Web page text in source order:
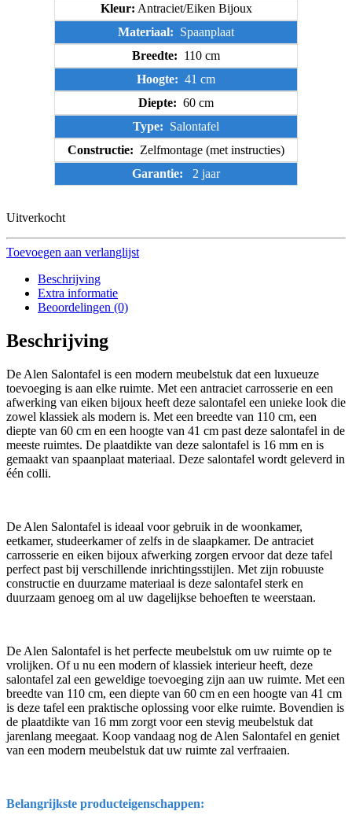
Kleur: Antraciet/Eiken Bijoux
Materiaal: Spaanplaat
Breedte: 110 cm
Hoogte: 41 cm
Diepte: 60 cm
Type: Salontafel
Constructie: Zelfmontage (met instructies)
Garantie: 2 jaar
Uitverkocht
Toevoegen aan verlanglijst
Beschrijving
Extra informatie
Beoordelingen (0)
Beschrijving
De Alen Salontafel is een modern meubelstuk dat een luxueuze
toevoeging is aan elke ruimte. Met een antraciet carrosserie en een
afwerking van eiken bijoux heeft deze salontafel een unieke look die
zowel klassiek als modern is. Met een breedte van 110 cm, een
diepte van 60 cm en een hoogte van 41 cm past deze salontafel in de
meeste ruimtes. De plaatdikte van deze salontafel is 16 mm en is
gemaakt van spaanplaat materiaal. Deze salontafel wordt geleverd in
één colli.
De Alen Salontafel is ideaal voor gebruik in de woonkamer,
eetkamer, studeerkamer of zelfs in de slaapkamer. De antraciet
carrosserie en eiken bijoux afwerking zorgen ervoor dat deze tafel
perfect past bij verschillende inrichtingsstijlen. Met zijn robuuste
constructie en duurzame materiaal is deze salontafel sterk en
duurzaam genoeg om al uw dagelijkse behoeften te weerstaan.
De Alen Salontafel is het perfecte meubelstuk om uw ruimte op te
vrolijken. Of u nu een modern of klassiek interieur heeft, deze
salontafel zal een geweldige toevoeging zijn aan uw ruimte. Met een
breedte van 110 cm, een diepte van 60 cm en een hoogte van 41 cm
is deze tafel een praktische oplossing voor elke ruimte. Bovendien is
de plaatdikte van 16 mm zorgt voor een stevig meubelstuk dat
jarenlang meegaat. Koop vandaag nog de Alen Salontafel en geniet
van een modern meubelstuk dat uw ruimte zal verfraaien.
Belangrijkste producteigenschappen: